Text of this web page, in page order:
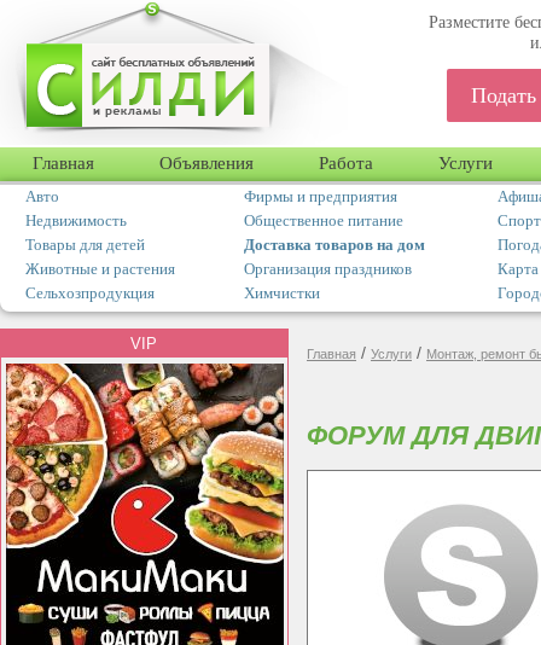
Разместите
Главная Объявления Работа Услуги
Авто Фирмы и предприятия
Недвижимость
Общественное питание
Товары для детей
Доставка товаров на дом
Животные и растения
Организация праздников
Карта
Сельхозпродукция
Химчистки
VIP
Главная / Услуги / Монтаж, ремонт
ФОРУМ ДЛЯ